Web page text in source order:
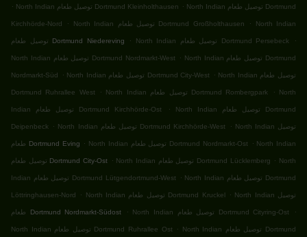
.
North Indian توصيل طعام Dortmund Kleinholthausen . North Indian توصيل طعام Dortmund
Kirchhörde-Nord . North Indian توصيل طعام Dortmund Großholthausen . North Indian
توصيل طعام Dortmund Niedereving . North Indian توصيل طعام Dortmund Persebeck .
North Indian توصيل طعام Dortmund Nordmarkt-West . North Indian توصيل طعام Dortmund
Nordmarkt-Süd . North Indian توصيل طعام Dortmund City-West . North Indian توصيل طعام
Dortmund Ruhrallee West . North Indian توصيل طعام Dortmund Rombergpark . North
Indian توصيل طعام Dortmund Kirchhörde-Ost . North Indian توصيل طعام Dortmund
Deipenbeck . North Indian توصيل طعام Dortmund Kirchhörde-West . North Indian توصيل
طعام Dortmund Eving . North Indian توصيل طعام Dortmund Nordmarkt-Ost . North Indian
توصيل طعام Dortmund City-Ost . North Indian توصيل طعام Dortmund Lücklemberg . North
Indian توصيل طعام Dortmund Lütgendortmund-West . North Indian توصيل طعام Dortmund
Löttringhausen-Nord . North Indian توصيل طعام Dortmund Kruckel . North Indian توصيل
طعام Dortmund Nordmarkt-Südost . North Indian توصيل طعام Dortmund Cityring-Ost .
North Indian توصيل طعام Dortmund Ruhrallee Ost . North Indian توصيل طعام Dortmund